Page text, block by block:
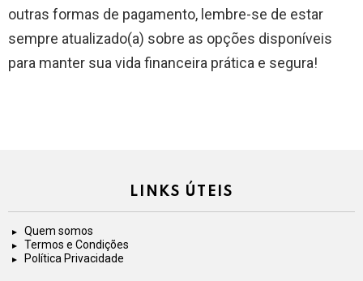
outras formas de pagamento, lembre-se de estar
sempre atualizado(a) sobre as opções disponíveis
para manter sua vida financeira prática e segura!
LINKS ÚTEIS
Quem somos
Termos e Condições
Política Privacidade